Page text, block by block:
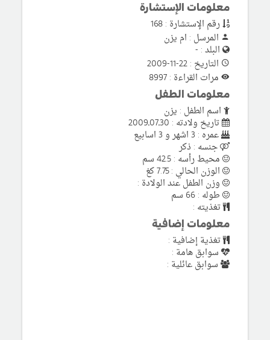
معلومات الإستشارة
رقم الإستشارة : 168
المرسل : ام يزن
البلد : -
التاريخ : 22-11-2009
مرات القراءة : 8997
معلومات الطفل
اسم الطفل : يزن
تاريخ ولادته : 30ـ07ـ2009
عمره : 3 اشهر و 3 اسابيع
جنسه : ذكر
محيط رأسه : 42.5 سم
الوزن الحالي : 7.75 كغ
وزن الطفل عند الولادة :
طوله : 66 سم
تغذيته :
معلومات إضافية
تغذية إضافية :
سوابق هامة :
سوابق عائلية :